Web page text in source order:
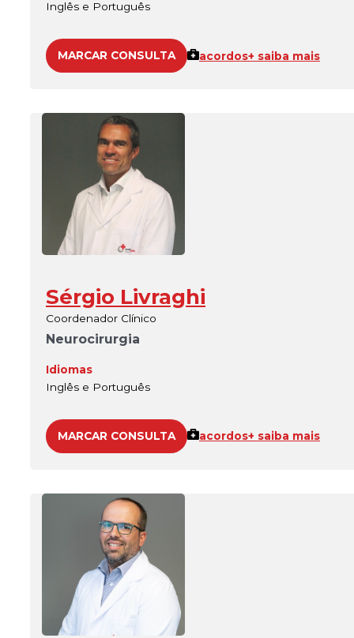
Inglês e Português
MARCAR CONSULTA acordos+ saiba mais
Sérgio Livraghi
Coordenador Clínico
Neurocirurgia
Idiomas
Inglês e Português
MARCAR CONSULTA acordos+ saiba mais